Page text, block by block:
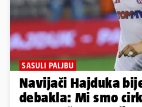
SASULI PALJBU
Navijači Hajduka
debakla: Mi smo